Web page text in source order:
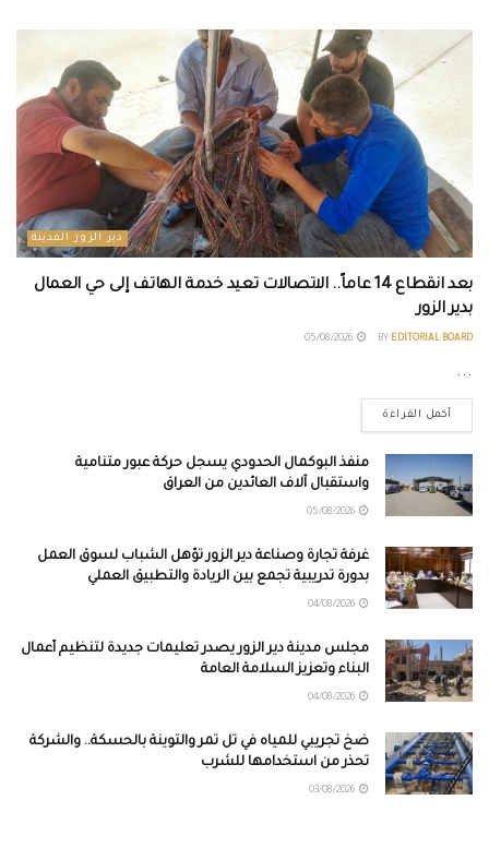
دير الزور المدينة
بعد انقطاع 14 عاماً.. الاتصالات تعيد خدمة الهاتف إلى حي العمال
بدير الزور
BY EDITORIAL BOARD
...
أكمل القراءة
منفذ البوكمال الحدودي يسجل حركة عبور متنامية
واستقبال آلاف العائدين من العراق
غرفة تجارة وصناعة دير الزور تؤهل الشباب لسوق العمل
بدورة تدريبية تجمع بين الريادة والتطبيق العملي
مجلس مدينة دير الزور يصدر تعليمات جديدة لتنظيم أعمال
البناء وتعزيز السلامة العامة
ضخ تجريبي للمياه في تل تمر والتوينة بالحسكة.. والشركة
تحذر من استخدامها للشرب